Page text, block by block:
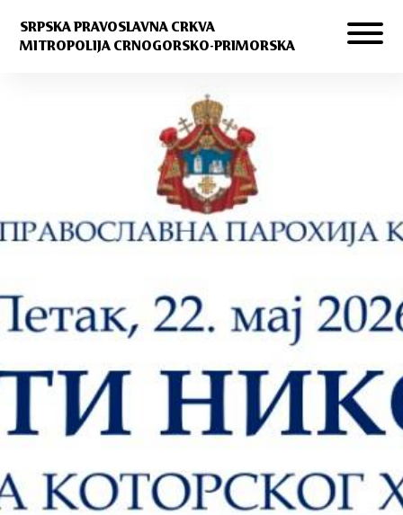
SRPSKA PRAVOSLAVNA CRKVA
MITROPOLIJA CRNOGORSKO-PRIMORSKA